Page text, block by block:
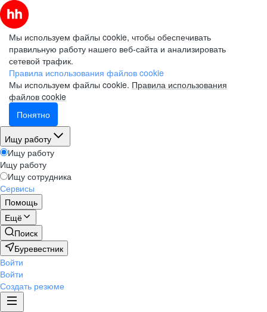
Мы используем файлы cookie, чтобы обеспечивать
правильную работу нашего веб-сайта и анализировать
сетевой трафик.
Правила использования файлов cookie
Мы используем файлы cookie. Правила использования
файлов cookie
Понятно
Ищу работу
Ищу работу
Ищу работу
Ищу сотрудника
Сервисы
Помощь
Ещё
Поиск
Буревестник
Войти
Войти
Создать резюме